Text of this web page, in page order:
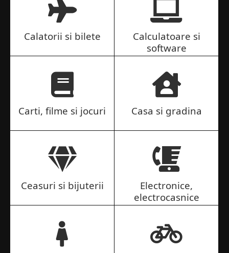
Calatorii si bilete
Calculatoare si
software
Carti, filme si jocuri Casa si gradina
Ceasuri si bijuterii
Electronice,
electrocasnice